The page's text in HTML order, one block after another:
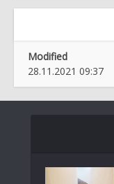
Modified
28.11.2021 09:37